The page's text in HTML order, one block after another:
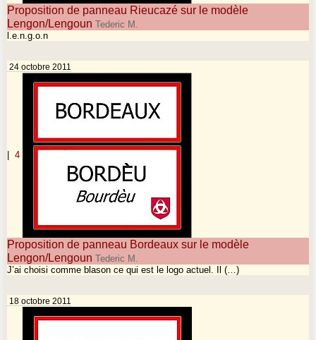
Proposition de panneau Rieucazé sur le modèle
Lengon/Lengoun Tederic M.
l.e.n.g.o.n
24 octobre 2011
| 4
Proposition de panneau Bordeaux sur le modèle
Lengon/Lengoun Tederic M.
J’ai choisi comme blason ce qui est le logo actuel. Il (…)
18 octobre 2011